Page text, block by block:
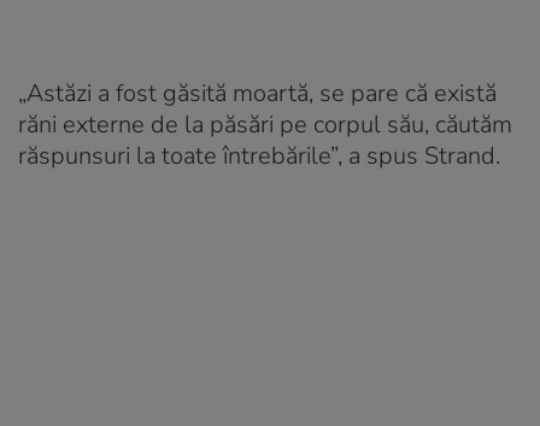
„Astăzi a fost găsită moartă, se pare că există
răni externe de la păsări pe corpul său, căutăm
răspunsuri la toate întrebările”, a spus Strand.